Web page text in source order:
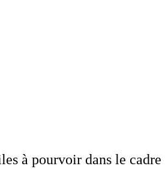
à pourvoir dans le